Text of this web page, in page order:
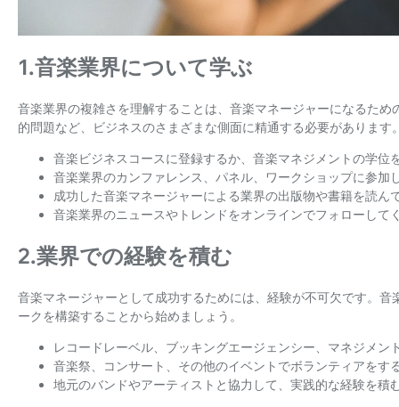
1.音楽業界について学ぶ
音楽業界の複雑さを理解することは、音楽マネージャーになるた
的問題など、ビジネスのさまざまな側面に精通する必要がありま
音楽ビジネスコースに登録するか、音楽マネジメントの学位
音楽業界のカンファレンス、パネル、ワークショップに参加
成功した音楽マネージャーによる業界の出版物や書籍を読ん
音楽業界のニュースやトレンドをオンラインでフォローして
2.業界での経験を積む
音楽マネージャーとして成功するためには、経験が不可欠です。
ークを構築することから始めましょう。
レコードレーベル、ブッキングエージェンシー、マネジメン
音楽祭、コンサート、その他のイベントでボランティアをす
地元のバンドやアーティストと協力して、実践的な経験を積